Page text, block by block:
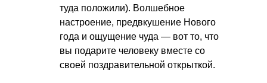
туда положили). Волшебное
настроение, предвкушение Нового
года и ощущение чуда — вот то, что
вы подарите человеку вместе со
своей поздравительной открыткой.